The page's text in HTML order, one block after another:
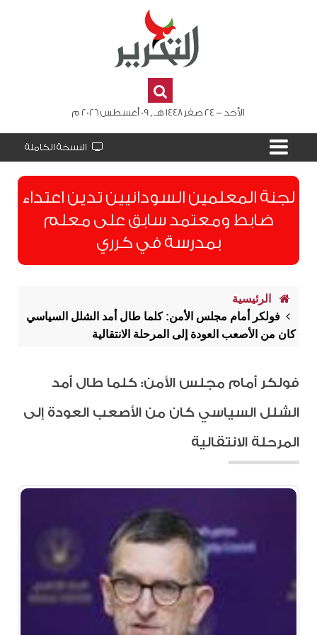
الأحد - 24 صفر 1448 هـ , 09 أغسطس 2026 م
النسخة الكاملة
لجنة المعلمين السودانيين تدين اعتداء
ضابط ومعتمد سابق على معلم
بمدرسة في كرري
الرئيسية
فولكر أمام مجلس الأمن: كلما طال أمد الشلل السياسي
كان من الأصعب العودة إلى المرحلة الانتقالية
فولكر أمام مجلس الأمن: كلما طال أمد
الشلل السياسي كان من الأصعب العودة إلى
المرحلة الانتقالية